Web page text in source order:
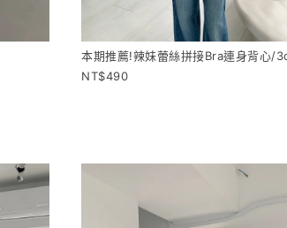
本期推薦!辣妹蕾絲拼接Bra連身背心/
490